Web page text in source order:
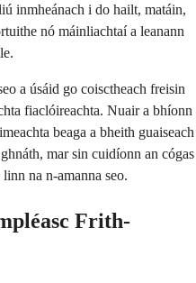
inmheánach i do hailt, matáin,
nó máinliachtaí a leanann
a úsáid go coisctheach freisin
fiaclóireachta. Nuair a bhíonn
beaga a bheith guaiseach
mar sin cuidíonn an cógas
na n-amanna seo.
Frith-